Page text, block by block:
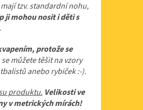
tzv. standardní nohu,
ji mohou nosit i děti s
protože se
můžete těšit na vzory
anebo rybiček :-).
produktu.Velikosti ve
v metrických mírách!